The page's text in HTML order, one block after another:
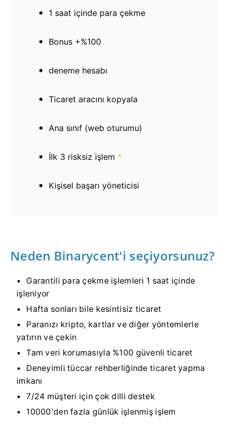
1 saat içinde para çekme
Bonus +%100
deneme hesabı
Ticaret aracını kopyala
Ana sınıf (web oturumu)
İlk 3 risksiz işlem *
Kişisel başarı yöneticisi
Neden Binarycent'i seçiyorsunuz?
Garantili para çekme işlemleri 1 saat içinde
işleniyor
Hafta sonları bile kesintisiz ticaret
Paranızı kripto, kartlar ve diğer yöntemlerle
yatırın ve çekin
Tam veri korumasıyla %100 güvenli ticaret
Deneyimli tüccar rehberliğinde ticaret yapma
imkanı
7/24 müşteri için çok dilli destek
10000'den fazla günlük işlenmiş işlem